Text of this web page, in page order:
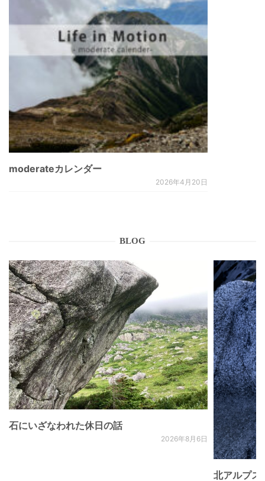
moderateカレンダー
2026年4月20日
BLOG
石にいざなわれた休日の話
2026年8月6日
北アルプ